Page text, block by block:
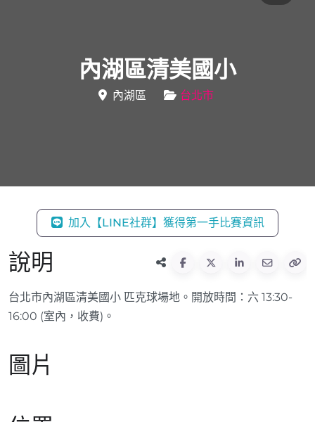
內湖區清美國小
內湖區 台北市
加入【LINE社群】獲得第一手比賽資訊
說明
台北市內湖區清美國小 匹克球場地。開放時間：六 13:30-
16:00 (室內，收費)。
圖片